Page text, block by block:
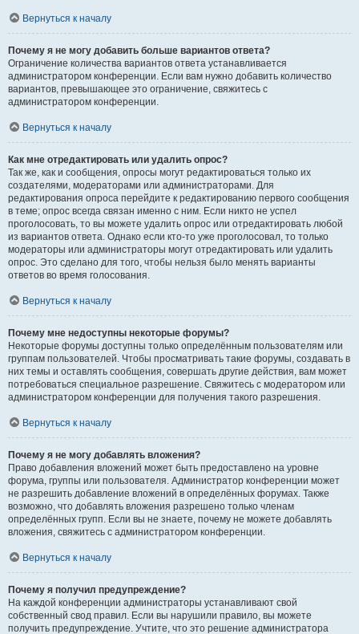
Вернуться к началу
Почему я не могу добавить больше вариантов ответа?
Ограничение количества вариантов ответа устанавливается
администратором конференции. Если вам нужно добавить количество
вариантов, превышающее это ограничение, свяжитесь с
администратором конференции.
Вернуться к началу
Как мне отредактировать или удалить опрос?
Так же, как и сообщения, опросы могут редактироваться только их
создателями, модераторами или администраторами. Для
редактирования опроса перейдите к редактированию первого сообщения
в теме; опрос всегда связан именно с ним. Если никто не успел
проголосовать, то вы можете удалить опрос или отредактировать любой
из вариантов ответа. Однако если кто-то уже проголосовал, то только
модераторы или администраторы могут отредактировать или удалить
опрос. Это сделано для того, чтобы нельзя было менять варианты
ответов во время голосования.
Вернуться к началу
Почему мне недоступны некоторые форумы?
Некоторые форумы доступны только определённым пользователям или
группам пользователей. Чтобы просматривать такие форумы, создавать в
них темы и оставлять сообщения, совершать другие действия, вам может
потребоваться специальное разрешение. Свяжитесь с модератором или
администратором конференции для получения такого разрешения.
Вернуться к началу
Почему я не могу добавлять вложения?
Право добавления вложений может быть предоставлено на уровне
форума, группы или пользователя. Администратор конференции может
не разрешить добавление вложений в определённых форумах. Также
возможно, что добавлять вложения разрешено только членам
определённых групп. Если вы не знаете, почему не можете добавлять
вложения, свяжитесь с администратором конференции.
Вернуться к началу
Почему я получил предупреждение?
На каждой конференции администраторы устанавливают свой
собственный свод правил. Если вы нарушили правило, вы можете
получить предупреждение. Учтите, что это решение администратора